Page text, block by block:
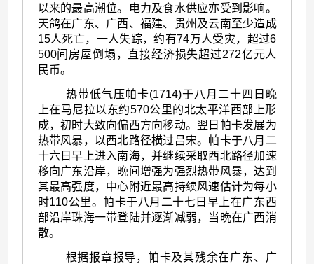
以来的最高潮位。电力及食水供应亦受到影响。
天鸽在广东、广西、福建、贵州及云南至少造成
15人死亡，一人失踪，约有74万人受灾，超过6
500间房屋倒塌，直接经济损失超过272亿元人
民币。
热带低气压帕卡(1714)于八月二十四日晩
上在马尼拉以东约570公里的北太平洋西部上形
成，初时大致向偏西方向移动。翌日帕卡发展为
热带风暴，以西北路径横过吕宋。帕卡于八月二
十六日早上进入南海，并继续采取西北路径加速
移向广东沿岸，晩间增强为强烈热带风暴，达到
其最高强度，中心附近最高持续风速估计为每小
时110公里。帕卡于八月二十七日早上在广东西
部沿岸珠海一带登陆并逐渐减弱，当晩在广西消
散。
根据报章报导，帕卡及其残余在广东、广